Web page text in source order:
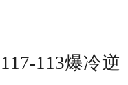
113爆冷逆